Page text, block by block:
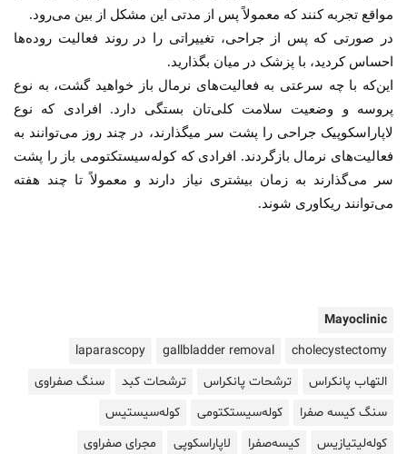
مواقع تجربه کنند که معمولاً پس از مدتی این مشکل از بین می‌رود.
در صورتی که پس از جراحی، تغییراتی را در روند فعالیت روده‌ها
احساس کردید، با پزشک در میان بگذارید.
این‌که با چه سرعتی به فعالیت‌های نرمال باز خواهید گشت، به نوع
پروسه و وضعیت سلامت کلی‌تان بستگی دارد. افرادی که نوع
لاپاراسکوپیک جراحی را پشت سر می‎گذارند، در چند روز می‌توانند به
فعالیت‌های نرمال بازگردند. افرادی که کوله‌سیستکتومی باز را پشت
سر می‌گذارند به زمان بیشتری نیاز دارند و معمولاً تا چند هفته
می‌توانند ریکاوری شوند.
Mayoclinic
cholecystectomy
gallbladder removal
laparascopy
التهاب پانکراس
ترشحات پانکراس ترشحات کبد
سنگ صفراوی
سنگ کیسه صفرا
کوله‌سیستکتومی
کوله‌سیستیس
کوله‌لیتیازیس
کیسه‌صفرا لاپاراسکوپی مجرای صفراوی